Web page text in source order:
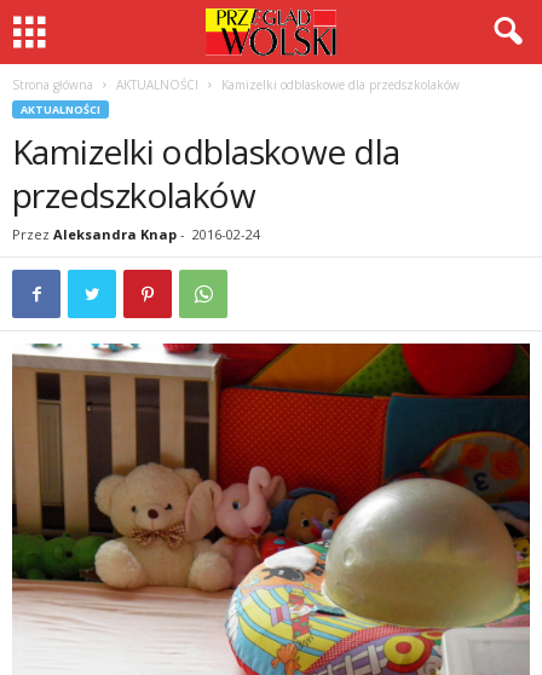
Strona główna AKTUALNOŚCI Kamizelki odblaskowe dla przedszkolaków
AKTUALNOŚCI
Kamizelki odblaskowe dla
przedszkolaków
Przez Aleksandra Knap - 2016-02-24